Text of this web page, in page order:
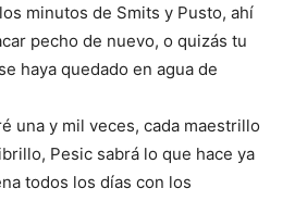
minutos de Smits y Pusto, ahí
pecho de nuevo, o quizás tu
haya quedado en agua de
una y mil veces, cada maestrillo
Pesic sabrá lo que hace ya
todos los días con los